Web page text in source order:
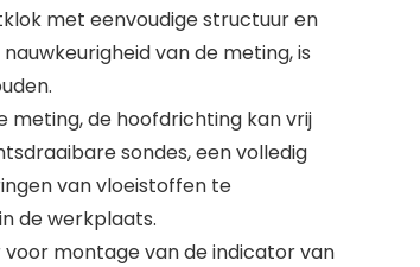
met eenvoudige structuur en
van de meting, is
meting, de hoofdrichting kan vrij
sondes, een volledig
van vloeistoffen te
de werkplaats.
montage van de indicator van